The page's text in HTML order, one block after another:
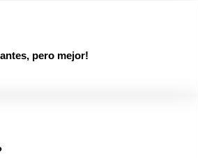
pero mejor!